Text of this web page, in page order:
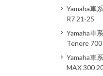
Yamaha車
R7 21-25
Yamaha車
Tenere
Yamaha車
MAX 300